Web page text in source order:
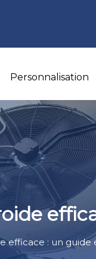
Personnalisation
efficace : un